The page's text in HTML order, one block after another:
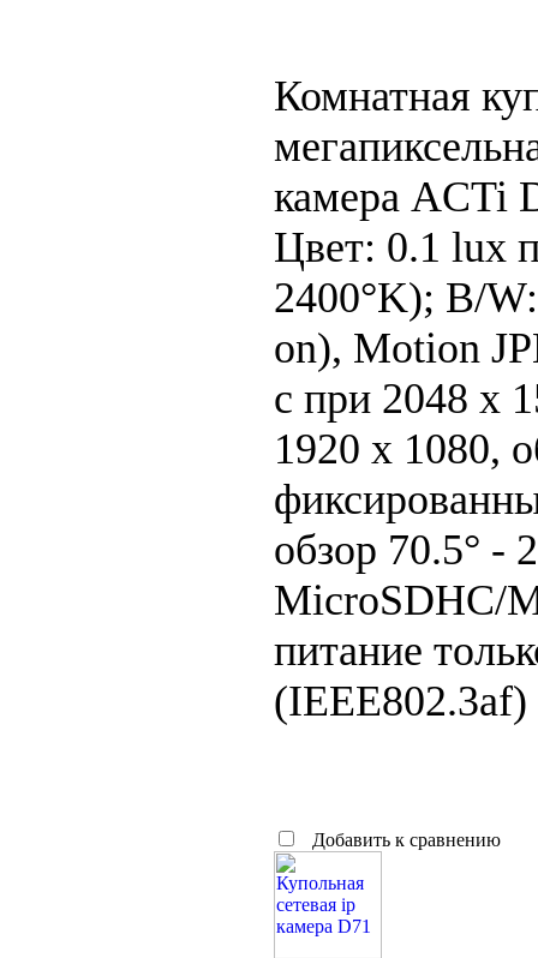
Комнатная
камера ACTi
Цвет: 0.1 lux
2400°K); B/
on), Motion
с при 2048 x
1920 x 1080,
обзор 70.5° -
MicroSDHC/
питание
Добавить к сравнению